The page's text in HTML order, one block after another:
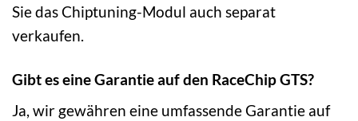
Sie das Chiptuning-Modul auch separat
verkaufen.
Gibt es eine Garantie auf den RaceChip GTS?
Ja, wir gewähren eine umfassende Garantie auf